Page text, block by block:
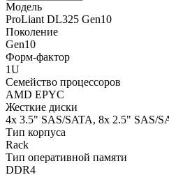
Модель
ProLiant DL325 Gen10
Поколение
Gen10
Форм-фактор
1U
Семейство процессоров
AMD EPYC
Жесткие диски
4x 3.5" SAS/SATA, 8x 2.5" SAS/
Тип корпуса
Rack
Тип оперативной памяти
DDR4